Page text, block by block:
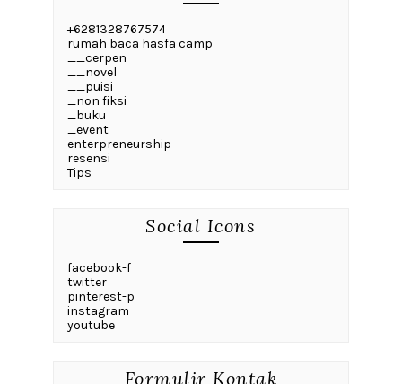
+6281328767574
rumah baca hasfa camp
__cerpen
__novel
__puisi
_non fiksi
_buku
_event
enterpreneurship
resensi
Tips
Social Icons
facebook-f
twitter
pinterest-p
instagram
youtube
Formulir Kontak